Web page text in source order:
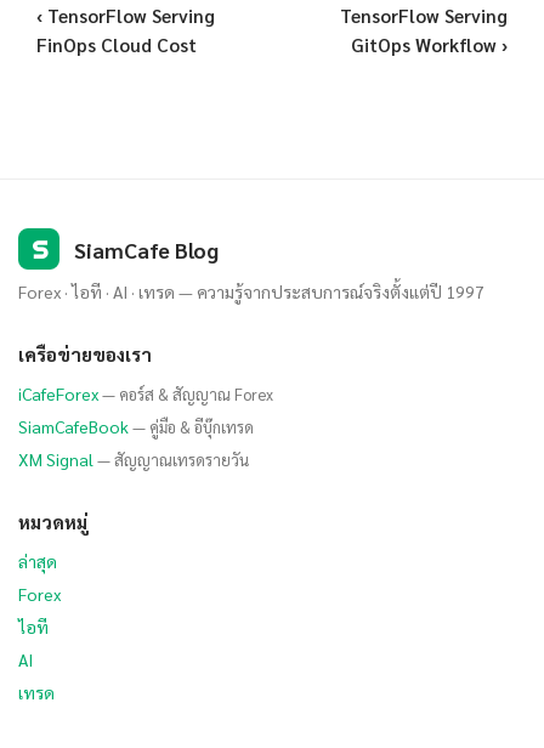
‹ TensorFlow Serving
FinOps Cloud Cost
TensorFlow Serving
GitOps Workflow ›
S SiamCafe Blog
Forex · ไอที · AI · เทรด — ความรู้จากประสบการณ์จริงตั้งแต่ปี 1997
เครือข่ายของเรา
iCafeForex— คอร์ส & สัญญาณ Forex
SiamCafeBook— คู่มือ & อีบุ๊กเทรด
XM Signal — สัญญาณเทรดรายวัน
หมวดหมู่
ล่าสุด
Forex
ไอที
AI
เทรด